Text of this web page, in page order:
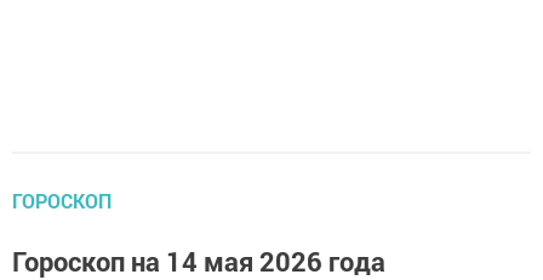
ГОРОСКОП
Гороскоп на 14 мая 2026 года